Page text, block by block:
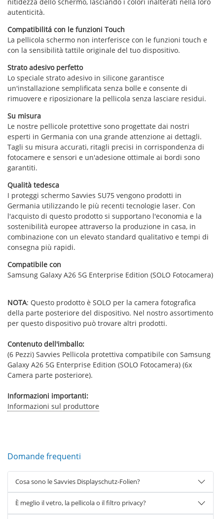
autenticità.
Compatibilitá con le funzioni Touch
La pellicola schermo non interferisce con le funzioni touch e
con la sensibilità tattile originale del tuo dispositivo.
Strato adesivo perfetto
Lo speciale strato adesivo in silicone garantisce
un'installazione semplificata senza bolle e consente di
rimuovere e riposizionare la pellicola senza lasciare residui.
Su misura
Le nostre pellicole protettive sono progettate dai nostri
esperti in Germania con una grande attenzione ai dettagli.
Tagli su misura accurati, ritagli precisi in corrispondenza di
fotocamere e sensori e un'adesione ottimale ai bordi sono
garantiti.
Qualità tedesca
I proteggi schermo Savvies SU75 vengono prodotti in
Germania utilizzando le più recenti tecnologie laser. Con
l'acquisto di questo prodotto si supportano l'economia e la
sostenibilità europee attraverso la produzione in casa, in
combinazione con un elevato standard qualitativo e tempi di
consegna più rapidi.
Compatibile con
Samsung Galaxy A26 5G Enterprise Edition (SOLO Fotocamera)
NOTA: Questo prodotto è SOLO per la camera fotografica
della parte posteriore del dispositivo. Nel nostro assortimento
per questo dispositivo può trovare altri prodotti.
Contenuto dell'imballo:
(6 Pezzi) Savvies Pellicola protettiva compatibile con Samsung
Galaxy A26 5G Enterprise Edition (SOLO Fotocamera) (6x
Camera parte posteriore).
Informazioni importanti:
Informazioni sul produttore
Domande frequenti
Cosa sono le Savvies Displayschutz-Folien?
È meglio il vetro, la pellicola o il filtro privacy?